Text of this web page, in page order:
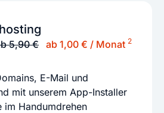
5,90 € ab 1,00 € / Monat 2
E-Mail und
mit unserem App-Installer
im Handumdrehen